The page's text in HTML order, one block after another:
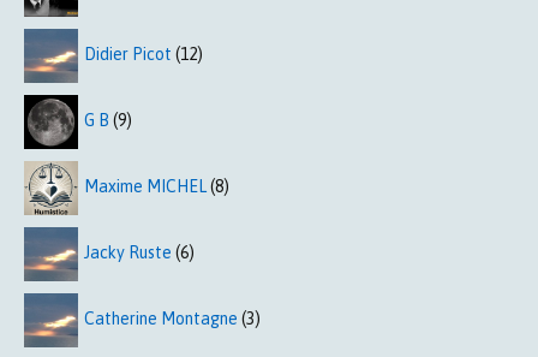
Didier Picot (12)
G B (9)
Maxime MICHEL(8)
Jacky Ruste (6)
Catherine Montagne (3)